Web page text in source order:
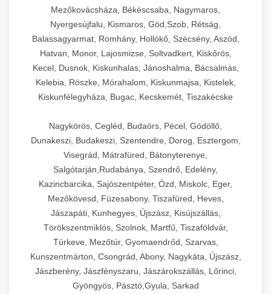
Mezőkovácsháza, Békéscsaba, Nagymaros,
Nyergesújfalu, Kismaros, Göd,Szob, Rétság,
Balassagyarmat, Romhány, Hollókő, Szécsény, Aszód,
Hatvan, Monor, Lajosmizse, Soltvadkert, Kiskőrös,
Kecel, Dusnok, Kiskunhalas, Jánoshalma, Bácsalmás,
Kelebia, Röszke, Mórahalom, Kiskunmajsa, Kistelek,
Kiskunfélegyháza, Bugac, Kecskemét, Tiszakécske
Nagykörös, Cegléd, Budaörs, Pécel, Gödöllő,
Dunakeszi, Budakeszi, Szentendre, Dorog, Esztergom,
Visegrád, Mátrafüred, Bátonyterenye,
Salgótarján,Rudabánya, Szendrő, Edelény,
Kazincbarcika, Sajószentpéter, Ózd, Miskolc, Eger,
Mezőkövesd, Füzesabony, Tiszafüred, Heves,
Jászapáti, Kunhegyes, Újszász, Kisújszállás,
Törökszentmiklós, Szolnok, Martfű, Tiszaföldvár,
Túrkeve, Mezőtúr, Gyomaendrőd, Szarvas,
Kunszentmárton, Csongrád, Abony, Nagykáta, Újszász,
Jászberény, Jászfényszaru, Jászárokszállás, Lőrinci,
Gyöngyös, Pásztó,Gyula, Sarkad